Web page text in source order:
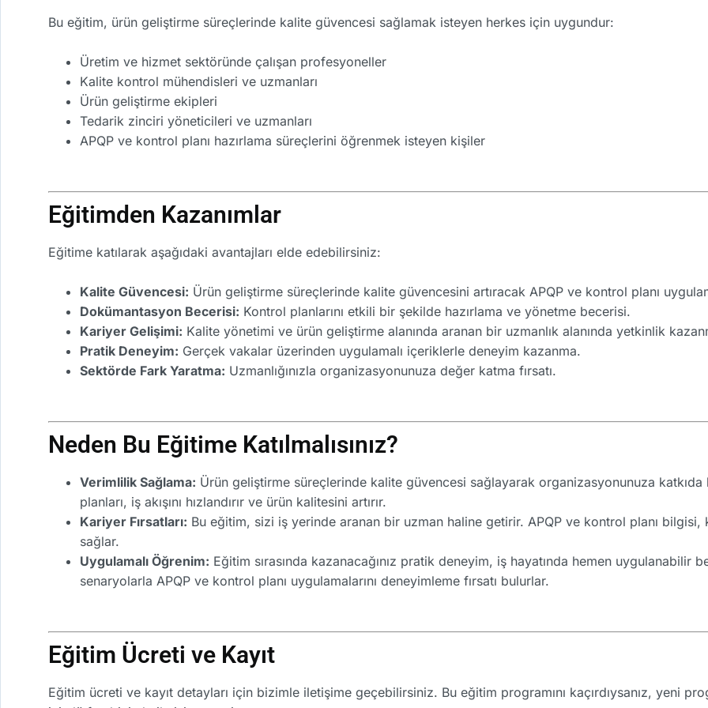
Bu eğitim, ürün geliştirme süreçlerinde kalite güvencesi sağlamak isteyen herkes için uygundur:
Üretim ve hizmet sektöründe çalışan profesyoneller
Kalite kontrol mühendisleri ve uzmanları
Ürün geliştirme ekipleri
Tedarik zinciri yöneticileri ve uzmanları
APQP ve kontrol planı hazırlama süreçlerini öğrenmek isteyen kişiler
Eğitimden Kazanımlar
Eğitime katılarak aşağıdaki avantajları elde edebilirsiniz:
Kalite Güvencesi: Ürün geliştirme süreçlerinde kalite güvencesini artıracak APQP ve kontrol planı
Dokümantasyon Becerisi: Kontrol planlarını etkili bir şekilde hazırlama ve yönetme becerisi.
Kariyer Gelişimi: Kalite yönetimi ve ürün geliştirme alanında aranan bir uzmanlık alanında yetkinlik
Pratik Deneyim: Gerçek vakalar üzerinden uygulamalı içeriklerle deneyim kazanma.
Sektörde Fark Yaratma: Uzmanlığınızla organizasyonunuza değer katma fırsatı.
Neden Bu Eğitime Katılmalısınız?
Verimlilik Sağlama: Ürün geliştirme süreçlerinde kalite güvencesi sağlayarak organizasyonunuza
planları, iş akışını hızlandırır ve ürün kalitesini artırır.
Kariyer Fırsatları: Bu eğitim, sizi iş yerinde aranan bir uzman haline getirir. APQP ve kontrol planı
sağlar.
Uygulamalı Öğrenim: Eğitim sırasında kazanacağınız pratik deneyim, iş hayatında hemen uygulanabilir
senaryolarla APQP ve kontrol planı uygulamalarını deneyimleme fırsatı bulurlar.
Eğitim Ücreti ve Kayıt
Eğitim ücreti ve kayıt detayları için bizimle iletişime geçebilirsiniz. Bu eğitim programını kaçırdıysanız, yeni